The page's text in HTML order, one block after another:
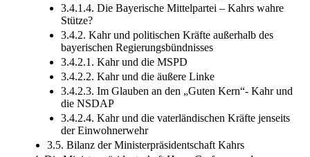
3.4.1.4. Die Bayerische Mittelpartei – Kahrs wahre
Stütze?
3.4.2. Kahr und politischen Kräfte außerhalb des
bayerischen Regierungsbündnisses
3.4.2.1. Kahr und die MSPD
3.4.2.2. Kahr und die äußere Linke
3.4.2.3. Im Glauben an den „Guten Kern“- Kahr und
die NSDAP
3.4.2.4. Kahr und die vaterländischen Kräfte jenseits
der Einwohnerwehr
3.5. Bilanz der Ministerpräsidentschaft Kahrs